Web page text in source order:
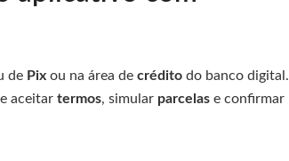
de Pix ou na área de crédito do banco digital.
aceitar termos, simular parcelas e confirmar